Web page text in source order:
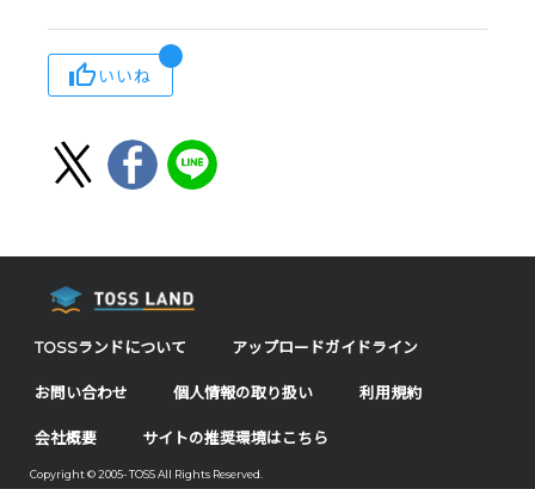
いいね
TOSSランドについて アップロードガイドライン
お問い合わせ 個人情報の取り扱い 利用規約
会社概要 サイトの推奨環境はこちら
Copyright © 2005- TOSS All Rights Reserved.